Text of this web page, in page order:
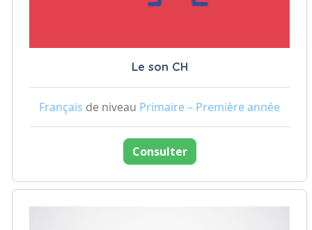
Le son CH
Français de niveau Primaire – Première année
Consulter